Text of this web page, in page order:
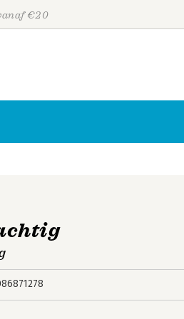
€20
Personen